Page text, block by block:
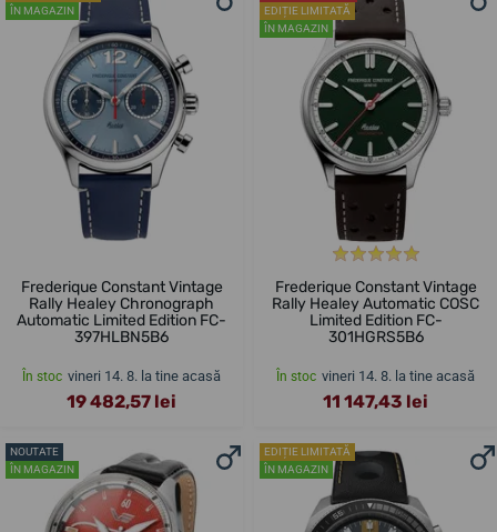
ÎN MAGAZIN
Frederique Constant Vintage
Rally Healey Chronograph
Automatic Limited Edition FC-
397HLBN5B6
În stoc vineri 14. 8. la tine acasă
19 482,57 lei
EDIȚIE LIMITATĂ
ÎN MAGAZIN
Frederique Constant Vintage
Rally Healey Automatic COSC
Limited Edition FC-
301HGRS5B6
În stoc vineri 14. 8. la tine acasă
11 147,43 lei
NOUTATE
ÎN MAGAZIN
EDIȚIE LIMITATĂ
ÎN MAGAZIN